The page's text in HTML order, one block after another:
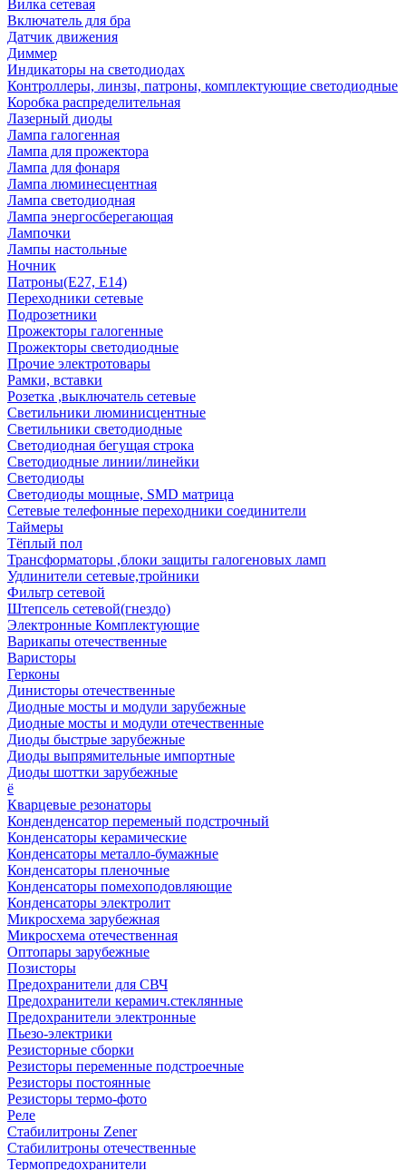
Вилка сетевая
Включатель для бра
Датчик движения
Диммер
Индикаторы на светодиодах
Контроллеры, линзы, патроны, комплектующие светодиодные
Коробка распределительная
Лазерный диоды
Лампа галогенная
Лампа для прожектора
Лампа для фонаря
Лампа люминесцентная
Лампа светодиодная
Лампа энергосберегающая
Лампочки
Лампы настольные
Ночник
Патроны(Е27, Е14)
Переходники сетевые
Подрозетники
Прожекторы галогенные
Прожекторы светодиодные
Прочие электротовары
Рамки, вставки
Розетка ,выключатель сетевые
Светильники люминисцентные
Светильники светодиодные
Светодиодная бегущая строка
Светодиодные линии/линейки
Светодиоды
Светодиоды мощные, SMD матрица
Сетевые телефонные переходники соединители
Таймеры
Тёплый пол
Трансформаторы ,блоки защиты галогеновых ламп
Удлинители сетевые,тройники
Фильтр сетевой
Штепсель сетевой(гнездо)
Электронные Комплектующие
Варикапы отечественные
Варисторы
Герконы
Динисторы отечественные
Диодные мосты и модули зарубежные
Диодные мосты и модули отечественные
Диоды быстрые зарубежные
Диоды выпрямительные импортные
Диоды шоттки зарубежные
ё
Кварцевые резонаторы
Конденденсатор переменый подстрочный
Конденсаторы керамические
Конденсаторы металло-бумажные
Конденсаторы пленочные
Конденсаторы помехоподовляющие
Конденсаторы электролит
Микросхема зарубежная
Микросхема отечественная
Оптопары зарубежные
Позисторы
Предохранители для СВЧ
Предохранители керамич.стеклянные
Предохранители электронные
Пьезо-электрики
Резисторные сборки
Резисторы переменные подстроечные
Резисторы постоянные
Резисторы термо-фото
Реле
Стабилитроны Zener
Стабилитроны отечественные
Термопредохранители